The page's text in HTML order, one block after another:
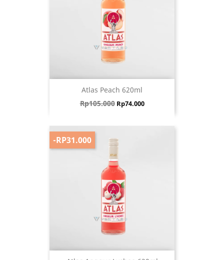
Atlas Peach 620ml
Harga biasa
Rp105.000 Harga
Rp74.000
-RP31.000